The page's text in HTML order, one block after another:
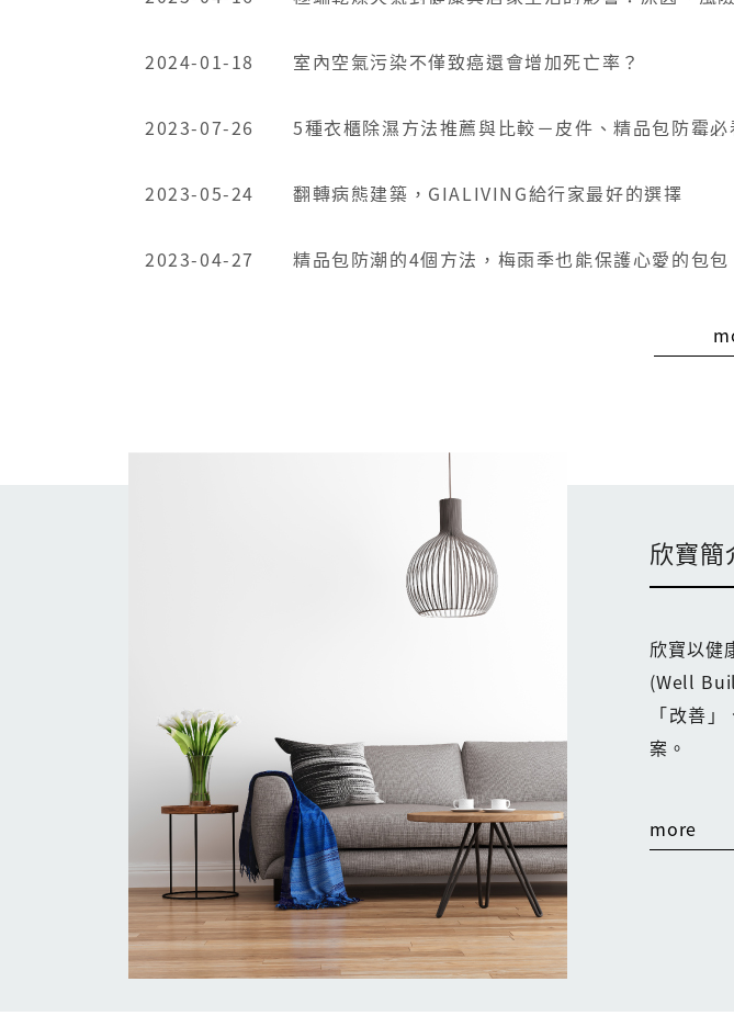
2024-01-18 室內空氣污染不僅致癌還會增加死亡率？
2023-07-26 5種衣櫃除濕方法推薦與比較－皮件、精品包防霉必
2023-05-24 翻轉病態建築，GIALIVING給行家最好的選擇
2023-04-27 精品包防潮的4個方法，梅雨季也能保護心愛的包包
欣寶簡
欣寶以健
(Well
「改善
案。
more